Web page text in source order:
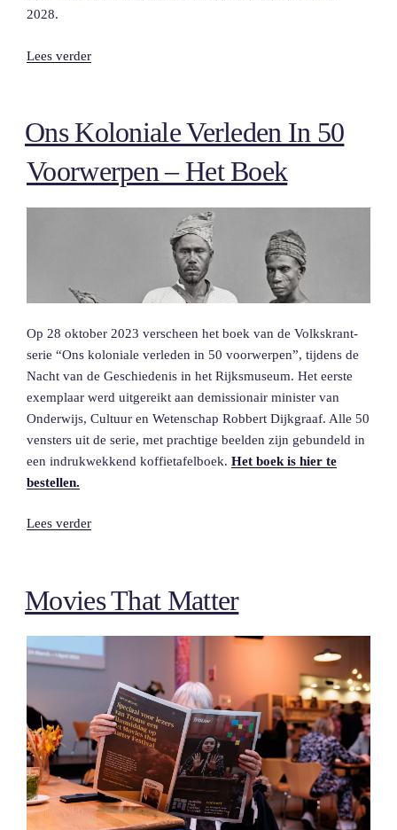
2028.
Lees verder“Nest”
Ons Koloniale Verleden In 50
Voorwerpen – Het Boek
Op 28 oktober 2023 verscheen het boek van de Volkskrant-
serie “Ons koloniale verleden in 50 voorwerpen”, tijdens de
Nacht van de Geschiedenis in het Rijksmuseum. Het eerste
exemplaar werd uitgereikt aan demissionair minister van
Onderwijs, Cultuur en Wetenschap Robbert Dijkgraaf. Alle 50
vensters uit de serie, met prachtige beelden zijn gebundeld in
een indrukwekkend koffietafelboek. Het boek is hier te
bestellen.
Lees verder“Ons
50
Het
boek”
Movies That Matter